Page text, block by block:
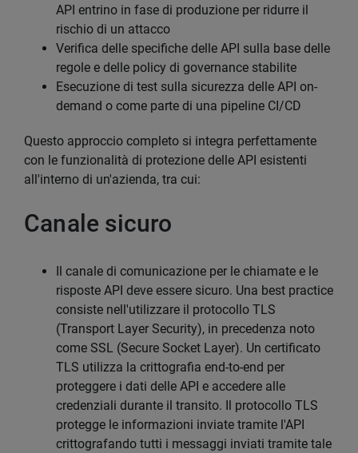
API entrino in fase di produzione per ridurre il
rischio di un attacco
Verifica delle specifiche delle API sulla base delle
regole e delle policy di governance stabilite
Esecuzione di test sulla sicurezza delle API on-
demand o come parte di una pipeline CI/CD
Questo approccio completo si integra perfettamente
con le funzionalità di protezione delle API esistenti
all'interno di un'azienda, tra cui:
Canale sicuro
Il canale di comunicazione per le chiamate e le
risposte API deve essere sicuro. Una best practice
consiste nell'utilizzare il protocollo TLS
(Transport Layer Security), in precedenza noto
come SSL (Secure Socket Layer). Un certificato
TLS utilizza la crittografia end-to-end per
proteggere i dati delle API e accedere alle
credenziali durante il transito. Il protocollo TLS
protegge le informazioni inviate tramite l'API
crittografando tutti i messaggi inviati tramite tale